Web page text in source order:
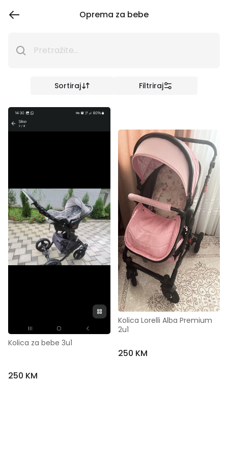
Oprema za bebe
Sortiraj Filtriraj
Kolica za bebe 3u1
250 KM
Kolica Lorelli Alba Premium
2u1
250 KM